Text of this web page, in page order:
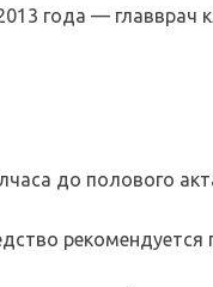
года — главврач
до полового
рекомендуется